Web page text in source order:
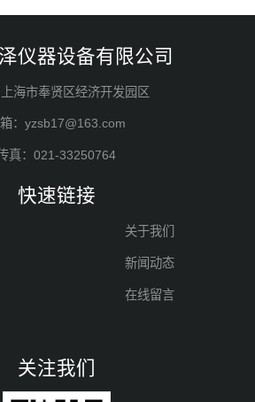
仪器设备有限公司
海市奉贤区经济开发园区
：yzsb17@163.com
真：021-33250764
快速链接
关于我们
新闻动态
在线留言
关注我们